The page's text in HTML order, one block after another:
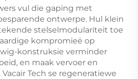
vul die gaping met
ontwerpe. Hul klein
stelselmodulariteit toe
kompromieë op
konstruksie verminder
en maak vervoer en
Tech se regeneratiewe